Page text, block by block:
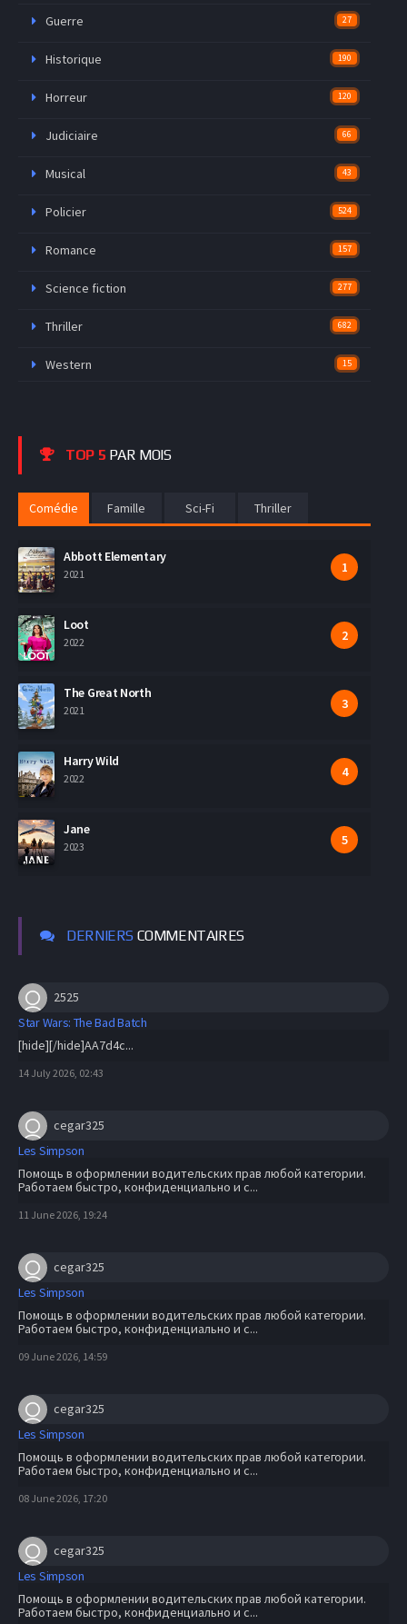
Guerre 27
Historique 190
Horreur 120
Judiciaire 66
Musical 43
Policier 524
Romance 157
Science fiction 277
Thriller 682
Western 15
TOP 5 PAR MOIS
Comédie Famille Sci-Fi Thriller
Abbott Elementary
2021
Loot
2022
The Great North
2021
Harry Wild
2022
Jane
2023
DERNIERS COMMENTAIRES
2525
Star Wars: The Bad Batch
[hide][/hide]AA7d4c...
14 July 2026, 02:43
cegar325
Les Simpson
Помощь в оформлении водительских прав любой категории.
Работаем быстро, конфиденциально и с...
11 June 2026, 19:24
cegar325
Les Simpson
Помощь в оформлении водительских прав любой категории.
Работаем быстро, конфиденциально и с...
09 June 2026, 14:59
cegar325
Les Simpson
Помощь в оформлении водительских прав любой категории.
Работаем быстро, конфиденциально и с...
08 June 2026, 17:20
cegar325
Les Simpson
Помощь в оформлении водительских прав любой категории.
Работаем быстро, конфиденциально и с...